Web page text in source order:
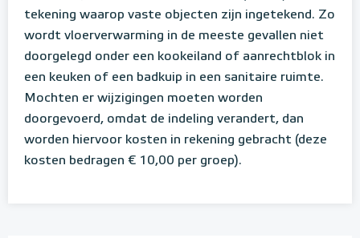
tekening waarop vaste objecten zijn ingetekend. Zo
wordt vloerverwarming in de meeste gevallen niet
doorgelegd onder een kookeiland of aanrechtblok in
een keuken of een badkuip in een sanitaire ruimte.
Mochten er wijzigingen moeten worden
doorgevoerd, omdat de indeling verandert, dan
worden hiervoor kosten in rekening gebracht (deze
kosten bedragen € 10,00 per groep).